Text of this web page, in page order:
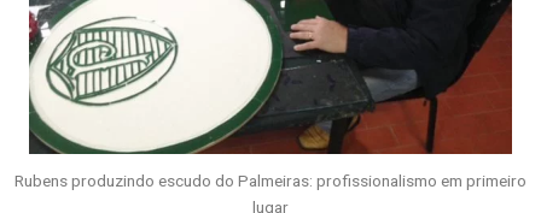
Rubens produzindo escudo do Palmeiras: profissionalismo em primeiro
lugar